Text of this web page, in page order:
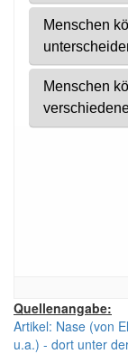
Quellenangabe:
Artikel: Nase (von
u.a.) - dort unter